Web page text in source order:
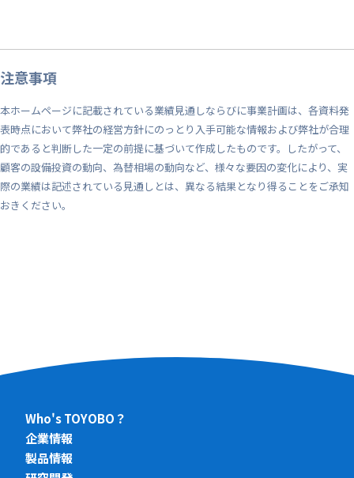
注意事項
本ホームページに記載されている業績見通しならびに事業計画は、各資料発
表時点において弊社の経営方針にのっとり入手可能な情報および弊社が合理
的であると判断した一定の前提に基づいて作成したものです。したがって、
顧客の設備投資の動向、為替相場の動向など、様々な要因の変化により、実
際の業績は記述されている見通しとは、異なる結果となり得ることをご承知
おきください。
Who's TOYOBO？
企業情報
製品情報